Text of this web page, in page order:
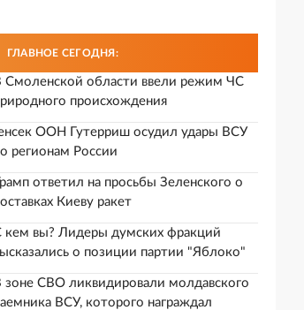
ГЛАВНОЕ СЕГОДНЯ:
Смоленской области ввели режим ЧС
происхождения
ООН Гутерриш осудил удары ВСУ
регионам России
ответил на просьбы Зеленского о
Киеву ракет
кем вы? Лидеры думских фракций
о позиции партии "Яблоко"
зоне СВО ликвидировали молдавского
ВСУ, которого награждал